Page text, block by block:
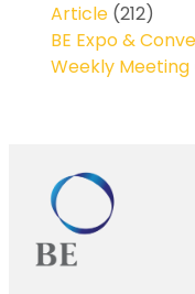
Article (212)
BE Expo &
Weekly Meeting